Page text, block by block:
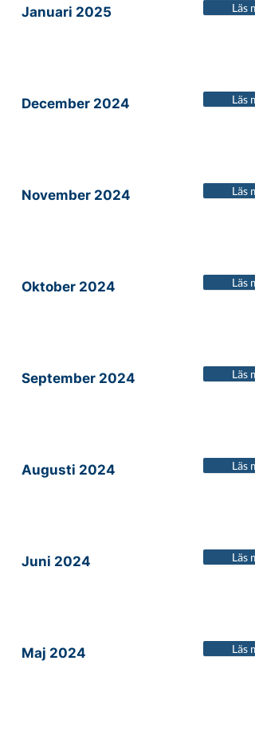
Januari 2025 Läs
December 2024 Läs
November 2024 Läs
Oktober 2024 Läs
September 2024 Läs
Augusti 2024 Läs
Juni 2024 Läs
Maj 2024 Läs